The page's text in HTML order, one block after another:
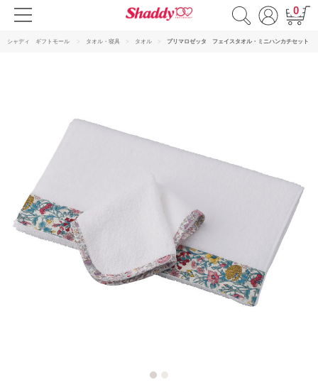
0
シャディ ギフトモール タオル・寝具 タオル プリマロゼッタ フェイスタオル・ミニハンカチセット